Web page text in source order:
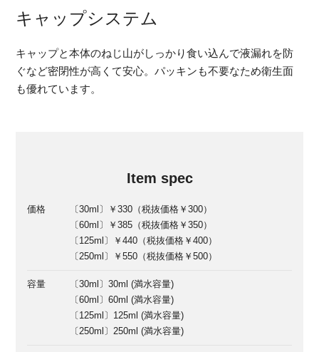
キャップシステム
キャップと本体のねじ山がしっかり食い込んで液漏れを防
ぐなど密閉性が高くて安心。パッキンも不要なため衛生面
も優れています。
Item spec
価格
〔30ml〕￥330（税抜価格￥300）
〔60ml〕￥385（税抜価格￥350）
〔125ml〕￥440（税抜価格￥400）
〔250ml〕￥550（税抜価格￥500）
容量
〔30ml〕30ml (満水容量)
〔60ml〕60ml (満水容量)
〔125ml〕125ml (満水容量)
〔250ml〕250ml (満水容量)